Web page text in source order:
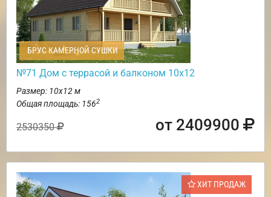
БРУС КАМЕРНОЙ СУШКИ
№71 Дом с террасой и балконом 10х12
Размер: 10х12 м
Общая площадь: 1562
2530350 от 2409900
ХИТ ПРОДАЖ